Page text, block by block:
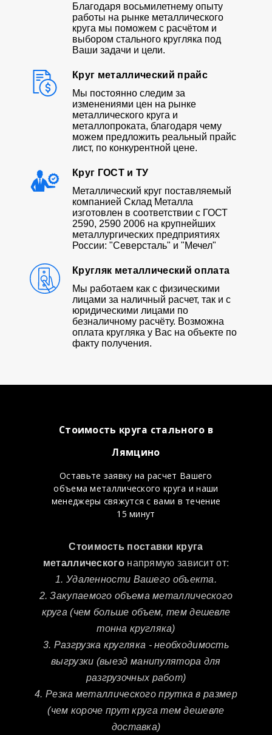
Благодаря восьмилетнему опыту
работы на рынке металлического
круга мы поможем с расчётом и
выбором стального кругляка под
Ваши задачи и цели.
Круг металлический прайс
Мы постоянно следим за
изменениями цен на рынке
металлического круга и
металлопроката, благодаря чему
можем предложить реальный прайс
лист, по конкурентной цене.
Круг ГОСТ и ТУ
Металлический круг поставляемый
компанией Склад Металла
изготовлен в соответствии с ГОСТ
2590, 2590 2006 на крупнейших
металлургических предприятиях
России: "Северсталь" и "Мечел"
Кругляк металлический оплата
Мы работаем как с физическими
лицами за наличный расчет, так и с
юридическими лицами по
безналичному расчёту. Возможна
оплата кругляка у Вас на объекте по
факту получения.
Стоимость круга стального в
Лямцино
Оставьте заявку на расчет Вашего
объема металлического круга и наши
менеджеры свяжутся с вами в течение
15 минут
Стоимость поставки круга
металлического напрямую зависит от:
1. Удаленности Вашего объекта.
2. Закупаемого объема металлического
круга (чем больше объем, тем дешевле
тонна кругляка)
3. Разгрузка кругляка - необходимость
выгрузки (выезд манипулятора для
разгрузочных работ)
4. Резка металлического прутка в размер
(чем короче прут круга тем дешевле
доставка)